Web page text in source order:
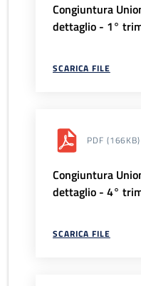
Congiuntura
dettaglio - 1°
SCARICA FILE
PDF (166KB)
Congiuntura
dettaglio - 4°
SCARICA FILE